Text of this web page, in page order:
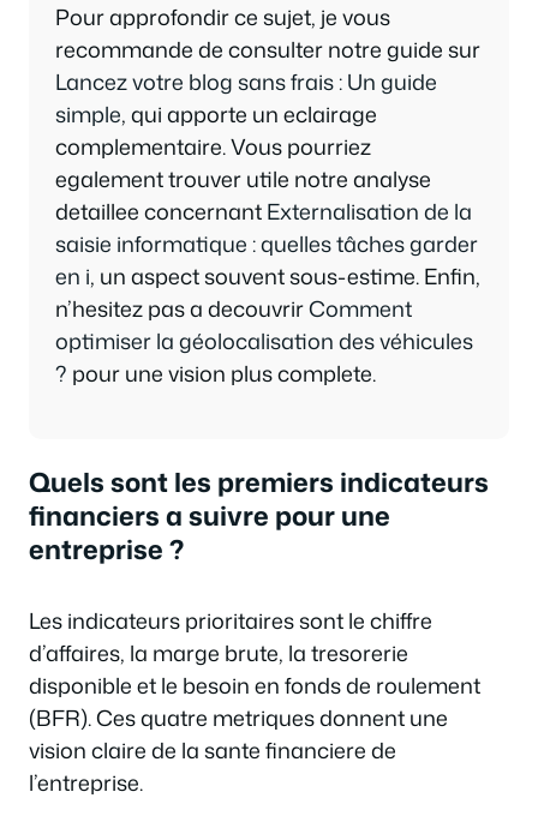
Pour approfondir ce sujet, je vous
recommande de consulter notre guide sur
Lancez votre blog sans frais : Un guide
simple, qui apporte un eclairage
complementaire. Vous pourriez
egalement trouver utile notre analyse
detaillee concernantExternalisation de la
saisie informatique : quelles tâches garder
en i, un aspect souvent sous-estime. Enfin,
n’hesitez pas a decouvrirComment
optimiser la géolocalisation des véhicules
? pour une vision plus complete.
Quels sont les premiers indicateurs
financiers a suivre pour une
entreprise ?
Les indicateurs prioritaires sont le chiffre
d’affaires, la marge brute, la tresorerie
disponible et le besoin en fonds de roulement
(BFR). Ces quatre metriques donnent une
vision claire de la sante financiere de
l’entreprise.